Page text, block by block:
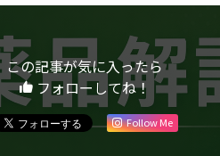
この記事が気に入ったら
フォローしてね！
Follow Me